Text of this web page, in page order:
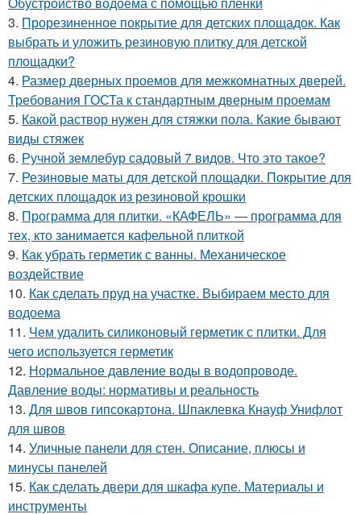
3. Прорезиненное покрытие для детских площадок. Как
выбрать и уложить резиновую плитку для детской
площадки?
4. Размер дверных проемов для межкомнатных дверей.
Требования ГОСТа к стандартным дверным проемам
5. Какой раствор нужен для стяжки пола. Какие бывают
виды стяжек
6. Ручной землебур садовый 7 видов. Что это такое?
7. Резиновые маты для детской площадки. Покрытие для
детских площадок из резиновой крошки
8. Программа для плитки. «КАФЕЛЬ» — программа для
тех, кто занимается кафельной плиткой
9. Как убрать герметик с ванны. Механическое
воздействие
10. Как сделать пруд на участке. Выбираем место для
водоема
11. Чем удалить силиконовый герметик с плитки. Для
чего используется герметик
12. Нормальное давление воды в водопроводе.
Давление воды: нормативы и реальность
13. Для швов гипсокартона. Шпаклевка Кнауф Унифлот
для швов
14. Уличные панели для стен. Описание, плюсы и
минусы панелей
15. Как сделать двери для шкафа купе. Материалы и
инструменты